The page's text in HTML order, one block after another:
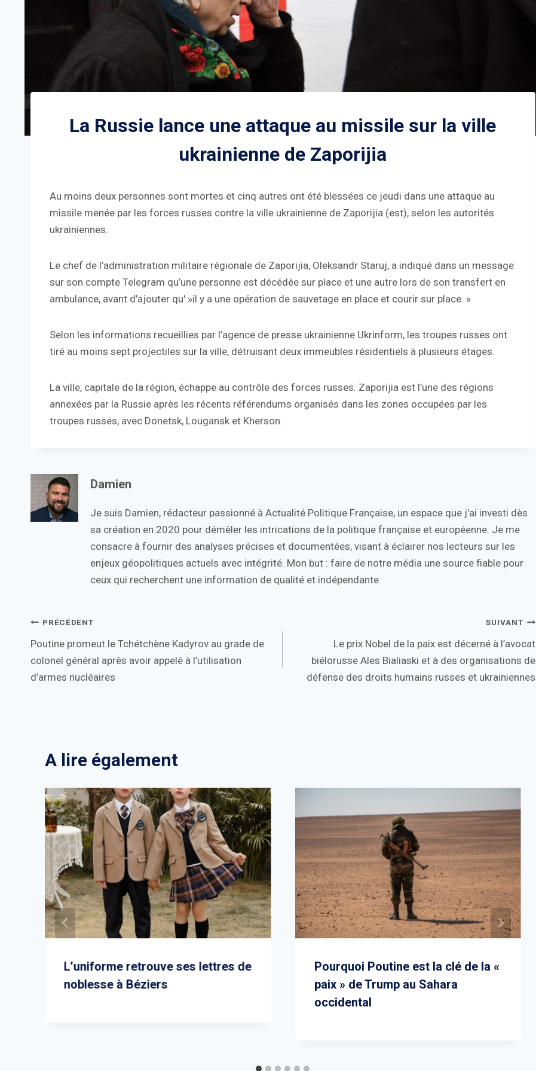
La Russie lance une attaque au missile sur la ville
ukrainienne de Zaporijia
Au moins deux personnes sont mortes et cinq autres ont été blessées ce jeudi dans une attaque au
missile menée par les forces russes contre la ville ukrainienne de Zaporijia (est), selon les autorités
ukrainiennes.
Le chef de l’administration militaire régionale de Zaporijia, Oleksandr Staruj, a indiqué dans un message
sur son compte Telegram qu’une personne est décédée sur place et une autre lors de son transfert en
ambulance, avant d’ajouter qu' »il y a une opération de sauvetage en place et courir sur place. »
Selon les informations recueillies par l’agence de presse ukrainienne Ukrinform, les troupes russes ont
tiré au moins sept projectiles sur la ville, détruisant deux immeubles résidentiels à plusieurs étages.
La ville, capitale de la région, échappe au contrôle des forces russes. Zaporijia est l’une des régions
annexées par la Russie après les récents référendums organisés dans les zones occupées par les
troupes russes, avec Donetsk, Lougansk et Kherson.
Damien
Je suis Damien, rédacteur passionné à Actualité Politique Française, un espace que j'ai investi dès
sa création en 2020 pour démêler les intrications de la politique française et européenne. Je me
consacre à fournir des analyses précises et documentées, visant à éclairer nos lecteurs sur les
enjeux géopolitiques actuels avec intégrité. Mon but : faire de notre média une source fiable pour
ceux qui recherchent une information de qualité et indépendante.
Navigation
de
l’article
PRÉCÉDENT
Poutine promeut le Tchétchène Kadyrov au grade de
colonel général après avoir appelé à l’utilisation
d’armes nucléaires
SUIVANT
Le prix Nobel de la paix est décerné à l’avocat
biélorusse Ales Bialiaski et à des organisations de
défense des droits humains russes et ukrainiennes
A lire également
L’uniforme retrouve ses lettres de
noblesse à Béziers
Pourquoi Poutine est la clé de la «
paix » de Trump au Sahara
occidental